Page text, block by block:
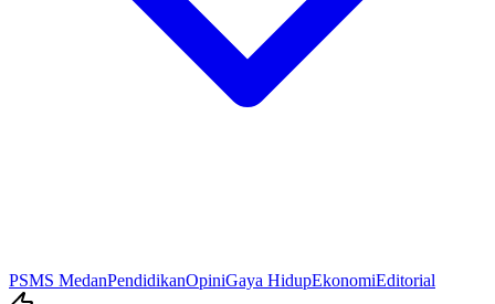
PSMS MedanPendidikanOpiniGaya HidupEkonomiEditorial